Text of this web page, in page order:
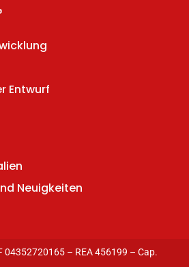
Entwurf
Neuigkeiten
04352720165 – REA 456199 – Cap.